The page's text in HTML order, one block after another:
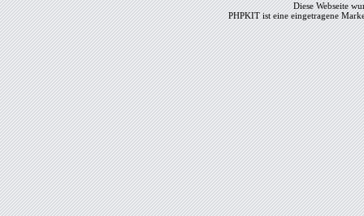
Diese Webseite
PHPKIT ist eine eingetragene